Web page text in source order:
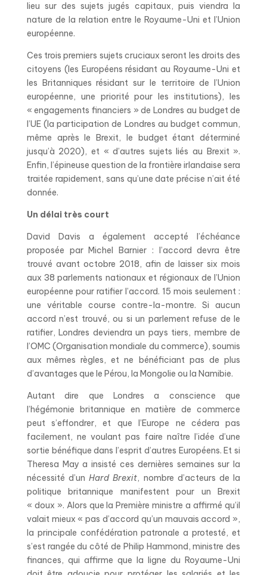
lieu sur des sujets jugés capitaux, puis viendra la
nature de la relation entre le Royaume-Uni et l’Union
européenne.
Ces trois premiers sujets cruciaux seront les droits des
citoyens (les Européens résidant au Royaume-Uni et
les Britanniques résidant sur le territoire de l’Union
européenne, une priorité pour les institutions), les
« engagements financiers » de Londres au budget de
l’UE (la participation de Londres au budget commun,
même après le Brexit, le budget étant déterminé
jusqu’à 2020), et « d’autres sujets liés au Brexit ».
Enfin, l’épineuse question de la frontière irlandaise sera
traitée rapidement, sans qu’une date précise n’ait été
donnée.
Un délai très court
David Davis a également accepté l’échéance
proposée par Michel Barnier : l’accord devra être
trouvé avant octobre 2018, afin de laisser six mois
aux 38 parlements nationaux et régionaux de l’Union
européenne pour ratifier l’accord. 15 mois seulement :
une véritable course contre-la-montre. Si aucun
accord n’est trouvé, ou si un parlement refuse de le
ratifier, Londres deviendra un pays tiers, membre de
l’OMC (Organisation mondiale du commerce), soumis
aux mêmes règles, et ne bénéficiant pas de plus
d’avantages que le Pérou, la Mongolie ou la Namibie.
Autant dire que Londres a conscience que
l’hégémonie britannique en matière de commerce
peut s’effondrer, et que l’Europe ne cédera pas
facilement, ne voulant pas faire naître l’idée d’une
sortie bénéfique dans l’esprit d’autres Européens. Et si
Theresa May a insisté ces dernières semaines sur la
nécessité d’unHard Brexit, nombre d’acteurs de la
politique britannique manifestent pour un Brexit
« doux ». Alors que la Première ministre a affirmé qu’il
valait mieux « pas d’accord qu’un mauvais accord »,
la principale confédération patronale a protesté, et
s’est rangée du côté de Philip Hammond, ministre des
finances, qui affirme que la ligne du Royaume-Uni